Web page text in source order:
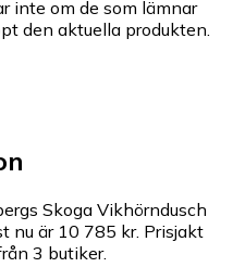
inte om de som lämnar
den aktuella produkten.
Skoga Vikhörndusch
nu är 10 785 kr. Prisjakt
3 butiker.